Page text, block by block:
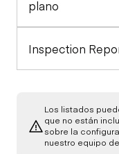
Limited Function
Fuel Leaks
Drivetrain
Limited Function
Check
Chassis
Check
Limited Function
Limited Function
Check
plano
Inspection
Los listados
que no están
sobre la
nuestro equipo